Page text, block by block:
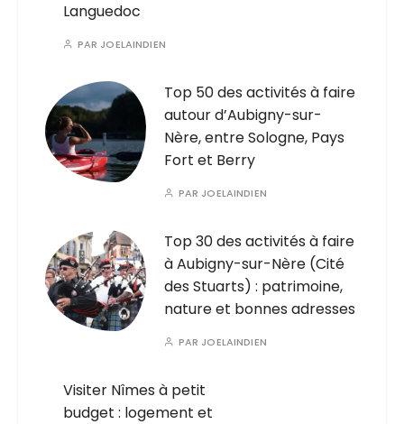
Languedoc
PAR JOELAINDIEN
Top 50 des activités à faire
autour d’Aubigny-sur-
Nère, entre Sologne, Pays
Fort et Berry
PAR JOELAINDIEN
Top 30 des activités à faire
à Aubigny-sur-Nère (Cité
des Stuarts) : patrimoine,
nature et bonnes adresses
PAR JOELAINDIEN
Visiter Nîmes à petit
budget : logement et